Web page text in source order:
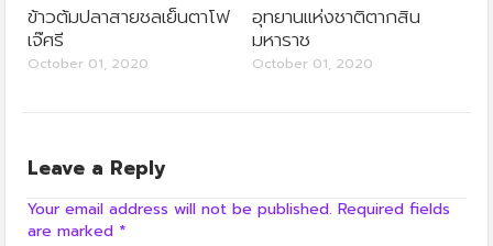
ข้าวต้มปลาสายชลเย็นตาโฟ
เจ๊ศรี
October 01, 2020
อุทยานแห่งชาติตากสิน
มหาราช
October 01, 2020
Leave a Reply
Your email address will not be published. Required fields
are marked *